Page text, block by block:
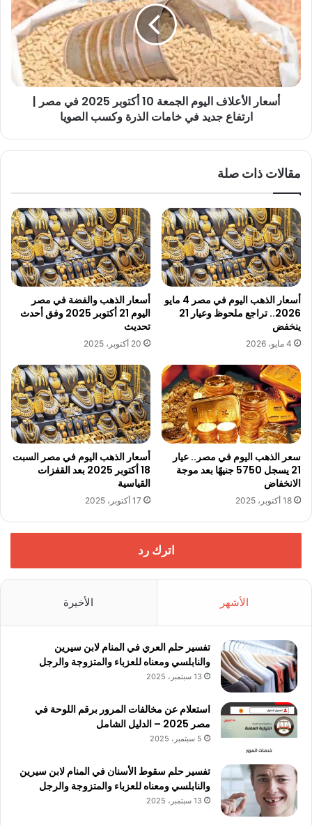
الجمعة
10
أكتوبر
2025
في
مصر
الذرة
أسعار الأعلاف اليوم الجمعة 10 أكتوبر 2025 في مصر |
ارتفاع جديد في خامات الذرة وكسب الصويا
مقالات ذات صلة
أسعار الذهب اليوم في مصر 4 مايو
2026.. تراجع ملحوظ وعيار 21
ينخفض
4 مايو، 2026
أسعار الذهب والفضة في مصر
اليوم 21 أكتوبر 2025 وفق أحدث
تحديث
20 أكتوبر، 2025
سعر الذهب اليوم في مصر.. عيار
21 يسجل 5750 جنيهًا بعد موجة
الانخفاض
18 أكتوبر، 2025
أسعار الذهب اليوم في مصر السبت
18 أكتوبر 2025 بعد القفزات
القياسية
17 أكتوبر، 2025
اترك رد
الأشهر الأخيرة
تفسير حلم العري في المنام لابن سيرين
والنابلسي ومعناه للعزباء والمتزوجة والرجل
13 سبتمبر، 2025
استعلام عن مخالفات المرور برقم اللوحة في
مصر 2025 – الدليل الشامل
5 سبتمبر، 2025
تفسير حلم سقوط الأسنان في المنام لابن سيرين
والنابلسي ومعناه للعزباء والمتزوجة والرجل
13 سبتمبر، 2025